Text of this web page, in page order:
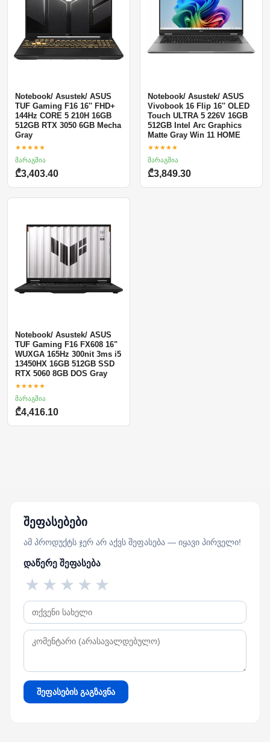
Notebook/ Asustek/ ASUS
TUF Gaming F16 16'' FHD+
144Hz CORE 5 210H 16GB
512GB RTX 3050 6GB Mecha
Gray
★★★★★
მარაგშია
₾3,403.40
Notebook/ Asustek/ ASUS
Vivobook 16 Flip 16'' OLED
Touch ULTRA 5 226V 16GB
512GB Intel Arc Graphics
Matte Gray Win 11 HOME
★★★★★
მარაგშია
₾3,849.30
Notebook/ Asustek/ ASUS
TUF Gaming F16 FX608 16"
WUXGA 165Hz 300nit 3ms i5
13450HX 16GB 512GB SSD
RTX 5060 8GB DOS Gray
★★★★★
მარაგშია
₾4,416.10
შეფასებები
ამ პროდუქტს ჯერ არ აქვს შეფასება — იყავი პირველი!
დაწერე შეფასება
★
★
★
★
★
შეფასების გაგზავნა